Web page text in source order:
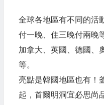
全球各地區有不同的活
付一晚、住三晚付兩晚
加拿大、英國、德國、
等。
亮點是韓國地區也有！
起，首爾明洞宜必思尚